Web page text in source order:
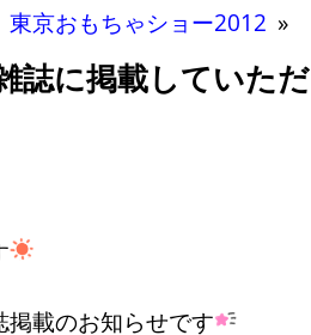
東京おもちゃショー2012 »
誌に掲載していただ
載のお知らせです